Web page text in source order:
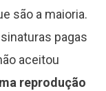
são a maioria.
pagas
aceitou
reprodução